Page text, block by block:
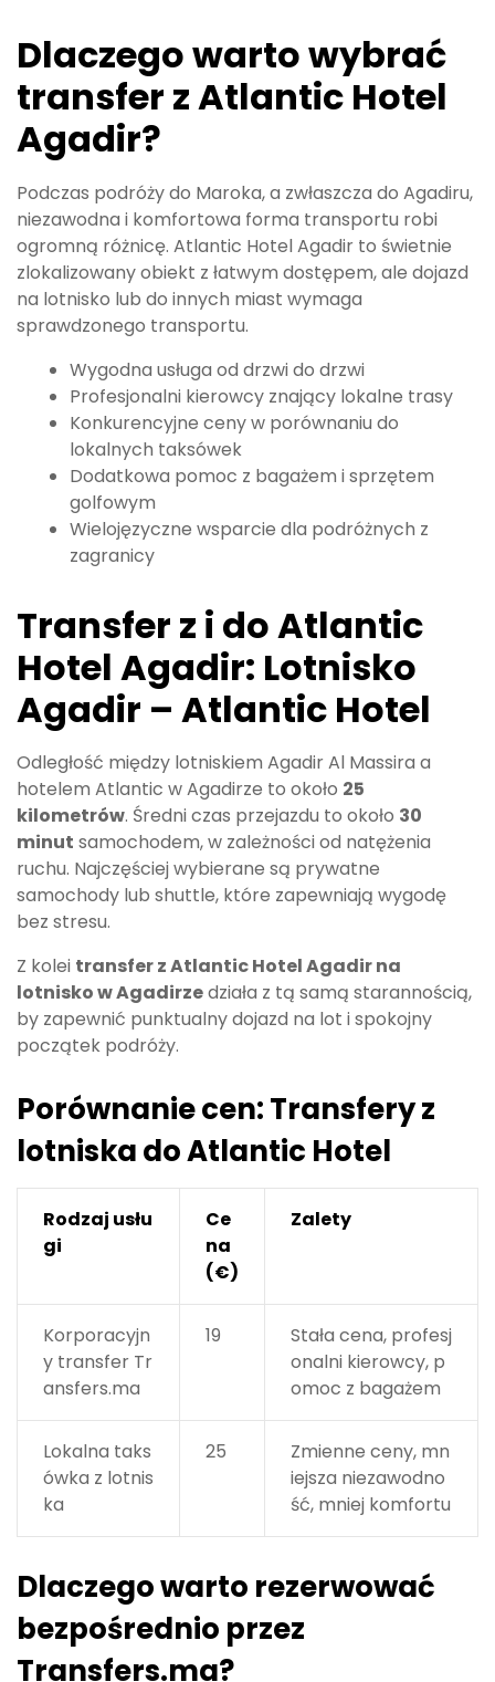
Dlaczego warto wybrać
transfer z Atlantic Hotel
Agadir?
Podczas podróży do Maroka, a zwłaszcza do Agadiru,
niezawodna i komfortowa forma transportu robi
ogromną różnicę. Atlantic Hotel Agadir to świetnie
zlokalizowany obiekt z łatwym dostępem, ale dojazd
na lotnisko lub do innych miast wymaga
sprawdzonego transportu.
Wygodna usługa od drzwi do drzwi
Profesjonalni kierowcy znający lokalne trasy
Konkurencyjne ceny w porównaniu do
lokalnych taksówek
Dodatkowa pomoc z bagażem i sprzętem
golfowym
Wielojęzyczne wsparcie dla podróżnych z
zagranicy
Transfer z i do Atlantic
Hotel Agadir: Lotnisko
Agadir – Atlantic Hotel
Odległość między lotniskiem Agadir Al Massira a
hotelem Atlantic w Agadirze to około 25
kilometrów. Średni czas przejazdu to około 30
minut samochodem, w zależności od natężenia
ruchu. Najczęściej wybierane są prywatne
samochody lub shuttle, które zapewniają wygodę
bez stresu.
Z kolei transfer z Atlantic Hotel Agadir na
lotnisko w Agadirzedziała z tą samą starannością,
by zapewnić punktualny dojazd na lot i spokojny
początek podróży.
Porównanie cen: Transfery z
lotniska do Atlantic Hotel
Rodzaj usłu
gi
Ce
na
(€)
Zalety
Korporacyjn
y transfer Tr
ansfers.ma
19
Stała cena, profesj
onalni kierowcy, p
omoc z bagażem
Lokalna taks
ówka z lotnis
ka
25
Zmienne ceny, mn
iejsza niezawodno
ść, mniej komfortu
Dlaczego warto rezerwować
bezpośrednio przez
Transfers.ma?